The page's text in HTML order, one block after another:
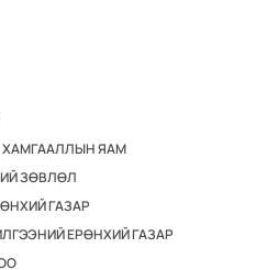
ХАМГААЛЛЫН ЯАМ
ЗӨВЛӨЛ
ГАЗАР
ЕРӨНХИЙ ГАЗАР